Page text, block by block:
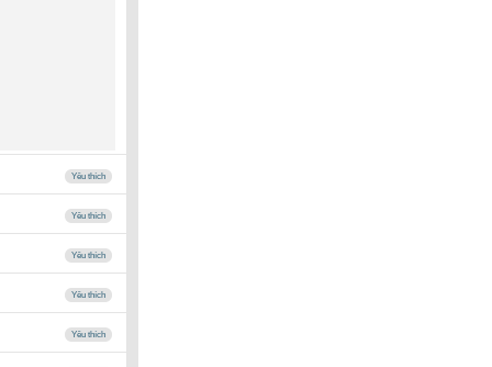
Yêu thích
Yêu thích
Yêu thích
Yêu thích
Yêu thích